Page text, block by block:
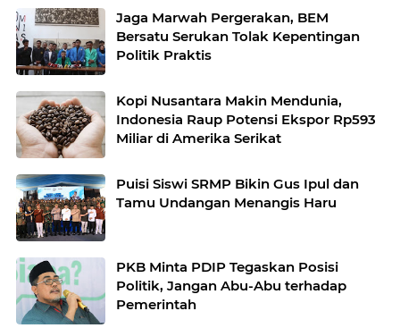
Jaga Marwah Pergerakan, BEM
Bersatu Serukan Tolak Kepentingan
Politik Praktis
Kopi Nusantara Makin Mendunia,
Indonesia Raup Potensi Ekspor Rp593
Miliar di Amerika Serikat
Puisi Siswi SRMP Bikin Gus Ipul dan
Tamu Undangan Menangis Haru
PKB Minta PDIP Tegaskan Posisi
Politik, Jangan Abu-Abu terhadap
Pemerintah